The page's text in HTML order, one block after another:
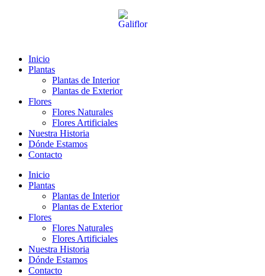
Inicio
Plantas
Plantas de Interior
Plantas de Exterior
Flores
Flores Naturales
Flores Artificiales
Nuestra Historia
Dónde Estamos
Contacto
Inicio
Plantas
Plantas de Interior
Plantas de Exterior
Flores
Flores Naturales
Flores Artificiales
Nuestra Historia
Dónde Estamos
Contacto